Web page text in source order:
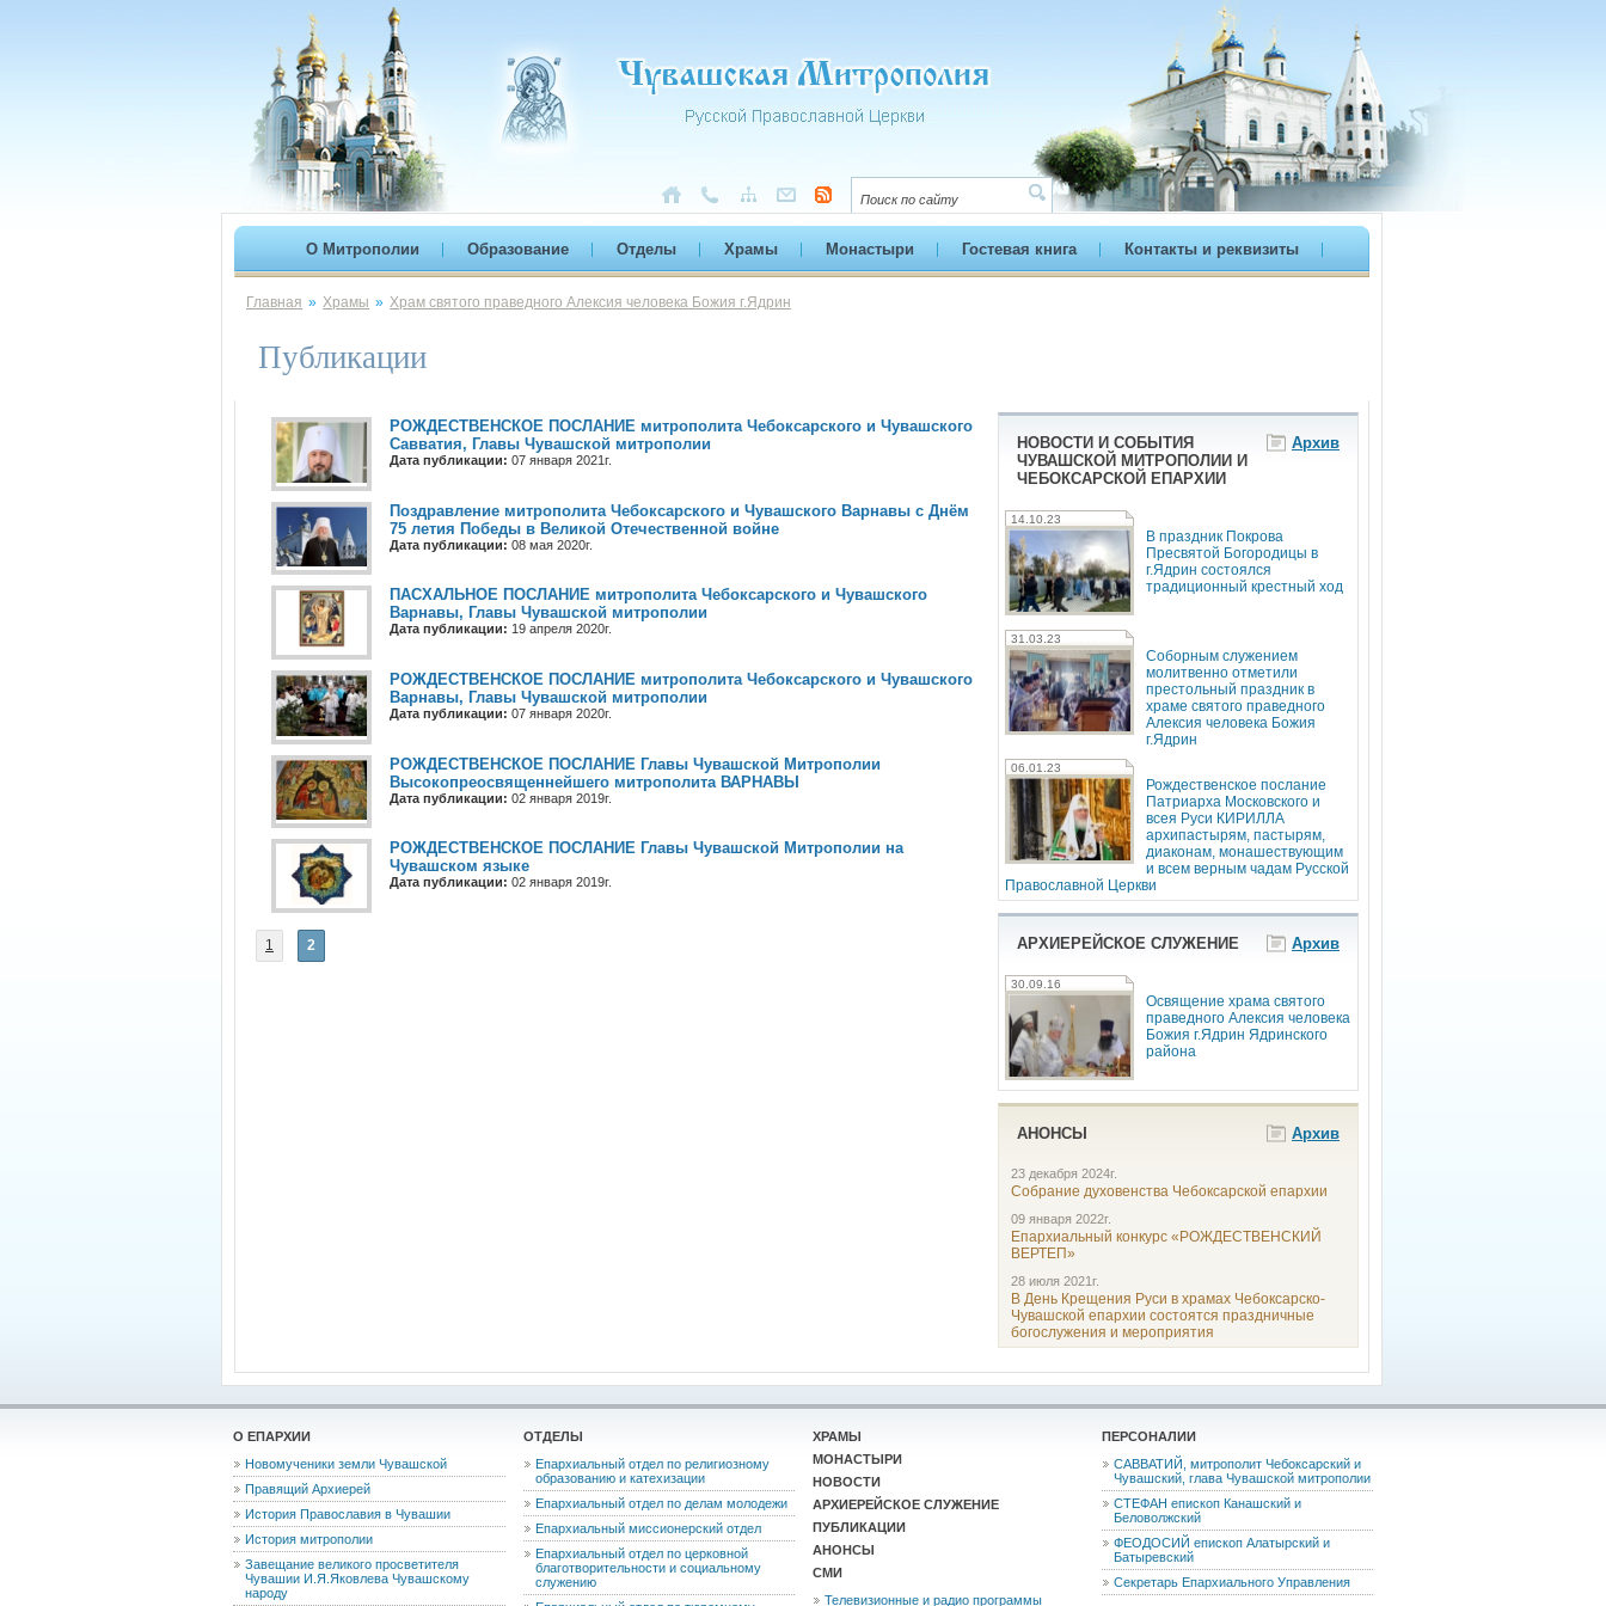
О Митрополии Образование Отделы Храмы Монастыри Гостевая книга Контакты и реквизиты
Главная » Храмы » Храм святого праведного Алексия человека Божия г.Ядрин
Публикации
РОЖДЕСТВЕНСКОЕ ПОСЛАНИЕ митрополита Чебоксарского и Чувашского
Савватия, Главы Чувашской митрополии
Дата публикации: 07 января 2021г.
Поздравление митрополита Чебоксарского и Чувашского Варнавы с Днём
75 летия Победы в Великой Отечественной войне
Дата публикации: 08 мая 2020г.
ПАСХАЛЬНОЕ ПОСЛАНИЕ митрополита Чебоксарского и Чувашского
Варнавы, Главы Чувашской митрополии
Дата публикации: 19 апреля 2020г.
РОЖДЕСТВЕНСКОЕ ПОСЛАНИЕ митрополита Чебоксарского и Чувашского
Варнавы, Главы Чувашской митрополии
Дата публикации: 07 января 2020г.
РОЖДЕСТВЕНСКОЕ ПОСЛАНИЕ Главы Чувашской Митрополии
Высокопреосвященнейшего митрополита ВАРНАВЫ
Дата публикации: 02 января 2019г.
РОЖДЕСТВЕНСКОЕ ПОСЛАНИЕ Главы Чувашской Митрополии на
Чувашском языке
Дата публикации: 02 января 2019г.
1 2
Архив
НОВОСТИ И СОБЫТИЯ
ЧУВАШСКОЙ МИТРОПОЛИИ И
ЧЕБОКСАРСКОЙ ЕПАРХИИ
14.10.23
В праздник Покрова
Пресвятой Богородицы в
г.Ядрин состоялся
традиционный крестный ход
31.03.23
Соборным служением
молитвенно отметили
престольный праздник в
храме святого праведного
Алексия человека Божия
г.Ядрин
06.01.23
Рождественское послание
Патриарха Московского и
всея Руси КИРИЛЛА
архипастырям, пастырям,
диаконам, монашествующим
и всем верным чадам Русской
Православной Церкви
Архив
АРХИЕРЕЙСКОЕ СЛУЖЕНИЕ
30.09.16
Освящение храма святого
праведного Алексия человека
Божия г.Ядрин Ядринского
района
Архив
АНОНСЫ
23 декабря 2024г.
Собрание духовенства Чебоксарской епархии
09 января 2022г.
Епархиальный конкурс «РОЖДЕСТВЕНСКИЙ
ВЕРТЕП»
28 июля 2021г.
В День Крещения Руси в храмах Чебоксарско-
Чувашской епархии состоятся праздничные
богослужения и мероприятия
О ЕПАРХИИ
Новомученики земли Чувашской
Правящий Архиерей
История Православия в Чувашии
История митрополии
Завещание великого просветителя
Чувашии И.Я.Яковлева Чувашскому
народу
ОТДЕЛЫ
Епархиальный отдел по религиозному
образованию и катехизации
Епархиальный отдел по делам молодежи
Епархиальный миссионерский отдел
Епархиальный отдел по церковной
благотворительности и социальному
служению
ХРАМЫ
МОНАСТЫРИ
НОВОСТИ
АРХИЕРЕЙСКОЕ СЛУЖЕНИЕ
ПУБЛИКАЦИИ
АНОНСЫ
СМИ
Телевизионные и радио программы
ПЕРСОНАЛИИ
САВВАТИЙ, митрополит Чебоксарский и
Чувашский, глава Чувашской митрополии
СТЕФАН епископ Канашский и
Беловолжский
ФЕОДОCИЙ епископ Алатырский и
Батыревский
Секретарь Епархиального Управления